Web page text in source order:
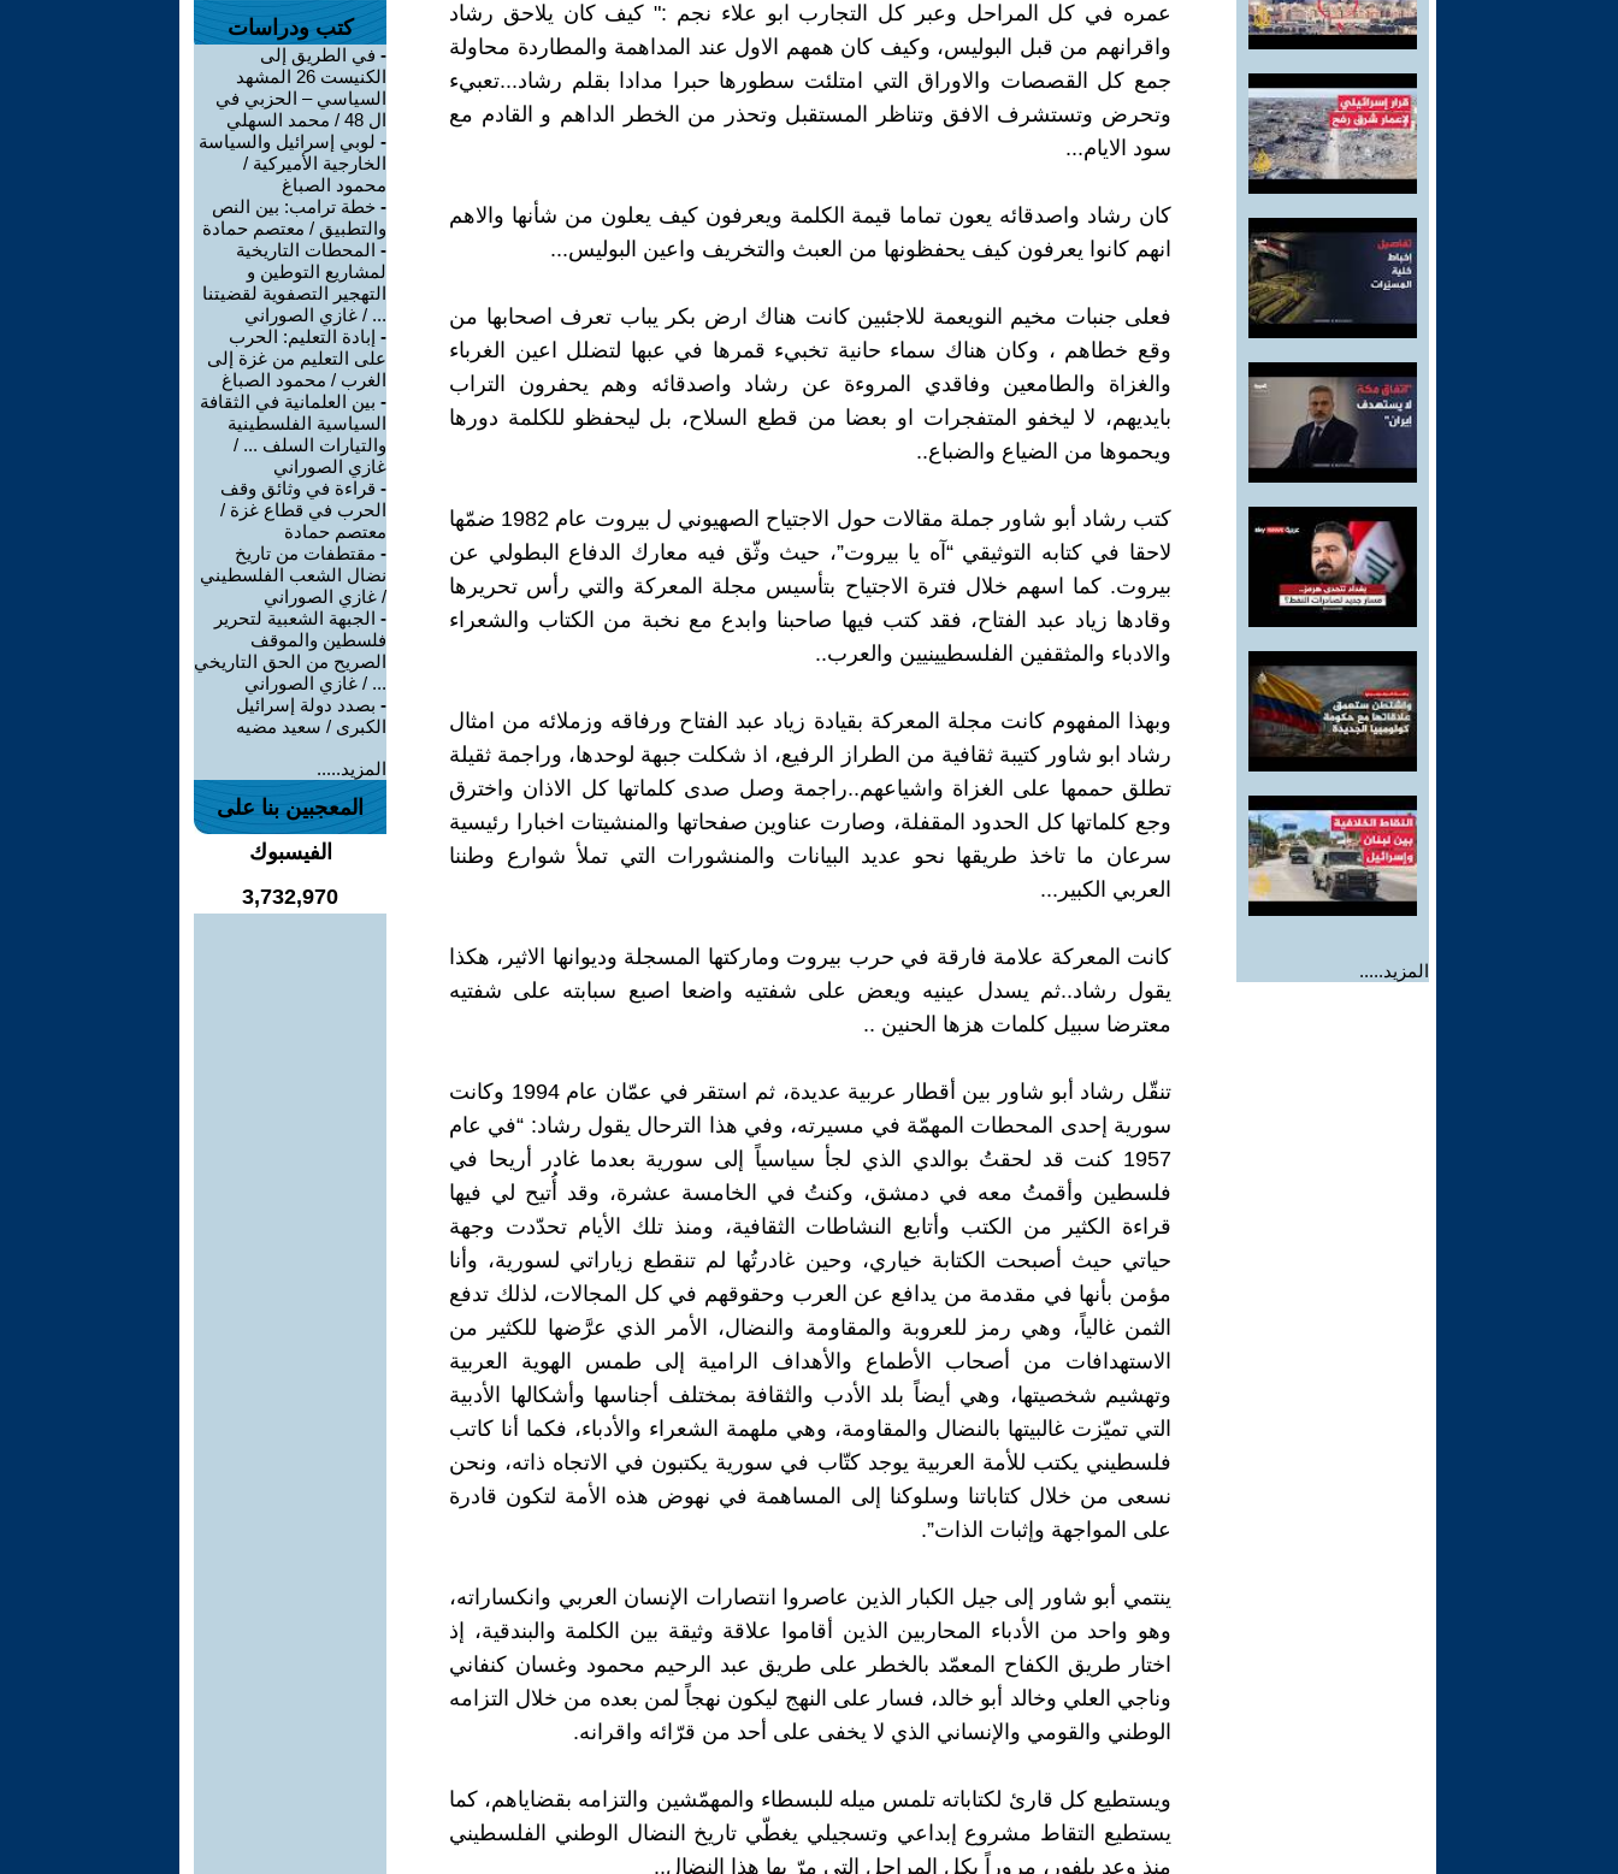
المزيد.....
عمره في كل المراحل وعبر كل التجارب ابو علاء نجم :" كيف كان يلاحق رشاد
واقرانهم من قبل البوليس، وكيف كان همهم الاول عند المداهمة والمطاردة محاولة
جمع كل القصصات والاوراق التي امتلئت سطورها حبرا مدادا بقلم رشاد...تعبيء
وتحرض وتستشرف الافق وتناظر المستقبل وتحذر من الخطر الداهم و القادم مع
سود الايام...
كان رشاد واصدقائه يعون تماما قيمة الكلمة ويعرفون كيف يعلون من شأنها والاهم
انهم كانوا يعرفون كيف يحفظونها من العبث والتخريف واعين البوليس...
فعلى جنبات مخيم النويعمة للاجئبين كانت هناك ارض بكر يباب تعرف اصحابها من
وقع خطاهم ، وكان هناك سماء حانية تخبيء قمرها في عبها لتضلل اعين الغرباء
والغزاة والطامعين وفاقدي المروءة عن رشاد واصدقائه وهم يحفرون التراب
بايديهم، لا ليخفو المتفجرات او بعضا من قطع السلاح، بل ليحفظو للكلمة دورها
ويحموها من الضياع والضباع..
كتب رشاد أبو شاور جملة مقالات حول الاجتياح الصهيوني ل بيروت عام 1982 ضمّها
لاحقا في كتابه التوثيقي “آه يا بيروت”، حيث وثّق فيه معارك الدفاع البطولي عن
بيروت. كما اسهم خلال فترة الاجتياح بتأسيس مجلة المعركة والتي رأس تحريرها
وقادها زياد عبد الفتاح، فقد كتب فيها صاحبنا وابدع مع نخبة من الكتاب والشعراء
والادباء والمثقفين الفلسطيينيين والعرب..
وبهذا المفهوم كانت مجلة المعركة بقيادة زياد عبد الفتاح ورفاقه وزملائه من امثال
رشاد ابو شاور كتيبة ثقافية من الطراز الرفيع، اذ شكلت جبهة لوحدها، وراجمة ثقيلة
تطلق حممها على الغزاة واشياعهم..راجمة وصل صدى كلماتها كل الاذان واخترق
وجع كلماتها كل الحدود المقفلة، وصارت عناوين صفحاتها والمنشيتات اخبارا رئيسية
سرعان ما تاخذ طريقها نحو عديد البيانات والمنشورات التي تملأ شوارع وطننا
العربي الكبير...
كانت المعركة علامة فارقة في حرب بيروت وماركتها المسجلة وديوانها الاثير، هكذا
يقول رشاد..ثم يسدل عينيه ويعض على شفتيه واضعا اصبع سبابته على شفتيه
معترضا سبيل كلمات هزها الحنين ..
تنقّل رشاد أبو شاور بين أقطار عربية عديدة، ثم استقر في عمّان عام 1994 وكانت
سورية إحدى المحطات المهمّة في مسيرته، وفي هذا الترحال يقول رشاد: “في عام
1957 كنت قد لحقتُ بوالدي الذي لجأ سياسياً إلى سورية بعدما غادر أريحا في
فلسطين وأقمتُ معه في دمشق، وكنتُ في الخامسة عشرة، وقد أُتيح لي فيها
قراءة الكثير من الكتب وأتابع النشاطات الثقافية، ومنذ تلك الأيام تحدّدت وجهة
حياتي حيث أصبحت الكتابة خياري، وحين غادرتُها لم تنقطع زياراتي لسورية، وأنا
مؤمن بأنها في مقدمة من يدافع عن العرب وحقوقهم في كل المجالات، لذلك تدفع
الثمن غالياً، وهي رمز للعروبة والمقاومة والنضال، الأمر الذي عرَّضها للكثير من
الاستهدافات من أصحاب الأطماع والأهداف الرامية إلى طمس الهوية العربية
وتهشيم شخصيتها، وهي أيضاً بلد الأدب والثقافة بمختلف أجناسها وأشكالها الأدبية
التي تميّزت غالبيتها بالنضال والمقاومة، وهي ملهمة الشعراء والأدباء، فكما أنا كاتب
فلسطيني يكتب للأمة العربية يوجد كتّاب في سورية يكتبون في الاتجاه ذاته، ونحن
نسعى من خلال كتاباتنا وسلوكنا إلى المساهمة في نهوض هذه الأمة لتكون قادرة
على المواجهة وإثبات الذات”.
ينتمي أبو شاور إلى جيل الكبار الذين عاصروا انتصارات الإنسان العربي وانكساراته،
وهو واحد من الأدباء المحاربين الذين أقاموا علاقة وثيقة بين الكلمة والبندقية، إذ
اختار طريق الكفاح المعمّد بالخطر على طريق عبد الرحيم محمود وغسان كنفاني
وناجي العلي وخالد أبو خالد، فسار على النهج ليكون نهجاً لمن بعده من خلال التزامه
الوطني والقومي والإنساني الذي لا يخفى على أحد من قرّائه واقرانه.
ويستطيع كل قارئ لكتاباته تلمس ميله للبسطاء والمهمّشين والتزامه بقضاياهم، كما
يستطيع التقاط مشروع إبداعي وتسجيلي يغطّي تاريخ النضال الوطني الفلسطيني
منذ وعد بلفور، مروراً بكل المراحل التي مرّ بها هذا النضال..
كتب ودراسات
- في الطريق إلى
الكنيست 26 المشهد
السياسي – الحزبي في
ال 48 / محمد السهلي
- لوبي إسرائيل والسياسة
الخارجية الأميركية /
محمود الصباغ
- خطة ترامب: بين النص
والتطبيق / معتصم حمادة
- المحطات التاريخية
لمشاريع التوطين و
التهجير التصفوية لقضيتنا
... / غازي الصوراني
- إبادة التعليم: الحرب
على التعليم من غزة إلى
الغرب / محمود الصباغ
- بين العلمانية في الثقافة
السياسية الفلسطينية
والتيارات السلف ... /
غازي الصوراني
- قراءة في وثائق وقف
الحرب في قطاع غزة /
معتصم حمادة
- مقتطفات من تاريخ
نضال الشعب الفلسطيني
/ غازي الصوراني
- الجبهة الشعبية لتحرير
فلسطين والموقف
الصريح من الحق التاريخي
... / غازي الصوراني
- بصدد دولة إسرائيل
الكبرى / سعيد مضيه
المزيد.....
المعجبين بنا على
الفيسبوك
3,732,970